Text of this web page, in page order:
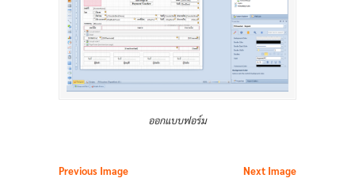
ออกแบบฟอร์ม
Previous Image Next Image